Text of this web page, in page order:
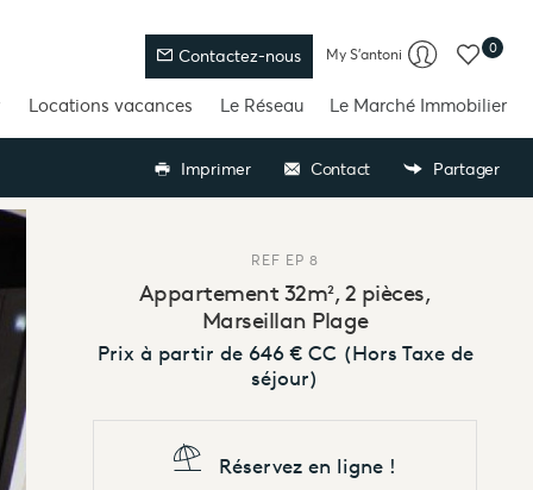
Locations vacances Le Réseau Le Marché Immobilier
Contactez-nous My S'antoni 0
Imprimer Contact Partager
REF EP 8
Appartement 32m², 2 pièces,
Marseillan Plage
Prix à partir de646 € CC(Hors Taxe de
séjour)
Réservez en ligne !